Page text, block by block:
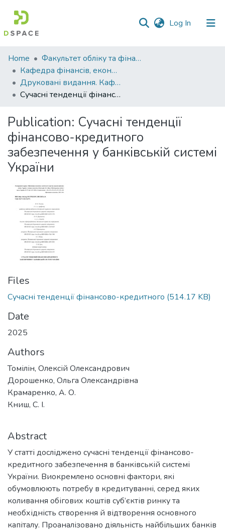
Log In (current)
Communities
&
Collections
All of DSpace
Statistics
Home
Факультет обліку та фінансів
Кафедра фінансів, економічних досліджень і туризму
Друковані видання. Кафедра фінансів, економічних досліджень і туризму
Сучасні тенденції фінансово-кредитного забезпечення у банківській системі України
Publication: Сучасні тенденції
фінансово-кредитного
забезпечення у банківській системі
України
Files
Сучасні тенденції фінансово-кредитного (514.17 KB)
Date
2025
Authors
Томілін, Олексій Олександрович
Дорошенко, Ольга Олександрівна
Крамаренко, А. О.
Книш, С. І.
Abstract
У статті досліджено сучасні тенденції фінансово-
кредитного забезпечення в банківській системі
України. Виокремлено основні фактори, які
обумовлюють потребу в кредитуванні, серед яких
коливання обігових коштів суб’єктів ринку та
необхідність створення й відтворення основного
капіталу. Проаналізовано діяльність найбільших банків